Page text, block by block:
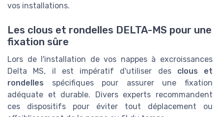
vos installations.
Les clous et rondelles DELTA-MS pour une
fixation sûre
Lors de l'installation de vos nappes à excroissances
Delta MS, il est impératif d'utiliser des clous et
rondelles spécifiques pour assurer une fixation
adéquate et durable. Divers experts recommandent
ces dispositifs pour éviter tout déplacement ou